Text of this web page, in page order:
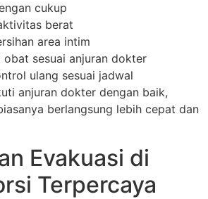
cukup
berat
area intim
obat sesuai anjuran dokter
ulang sesuai jadwal
anjuran dokter dengan baik,
berlangsung lebih cepat dan
Evakuasi di
Terpercaya